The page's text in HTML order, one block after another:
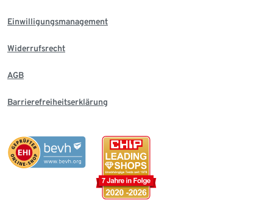
Einwilligungsmanagement
Widerrufsrecht
AGB
Barrierefreiheitserklärung